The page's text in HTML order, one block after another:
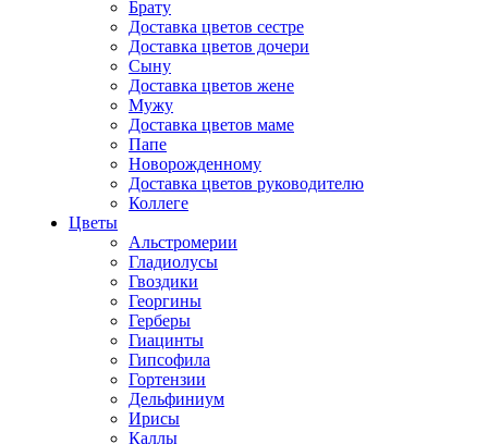
Брату
Доставка цветов сестре
Доставка цветов дочери
Сыну
Доставка цветов жене
Мужу
Доставка цветов маме
Папе
Новорожденному
Доставка цветов руководителю
Коллеге
Цветы
Альстромерии
Гладиолусы
Гвоздики
Георгины
Герберы
Гиацинты
Гипсофила
Гортензии
Дельфиниум
Ирисы
Каллы